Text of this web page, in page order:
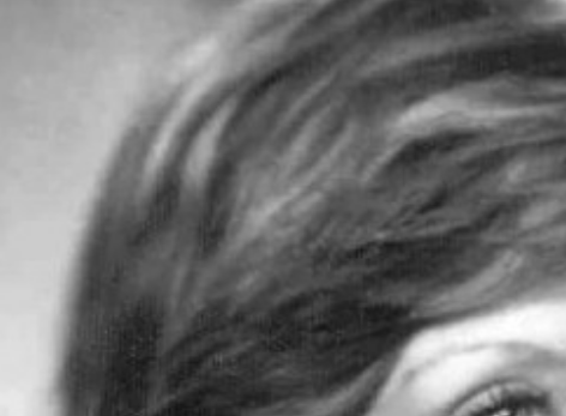
Евтушенко есть такая строчка: "Людей неинтересных в
чья глубина неподвластна пониманию. А есть лужи - мелкие
самого себя, нужно сначала обзавестись душой. Но
взращивается добрыми делами, впечатлениями и
они будут счастливы только тогда, когда возьмут от
они только в тот момент, когда могут делиться и отдавать